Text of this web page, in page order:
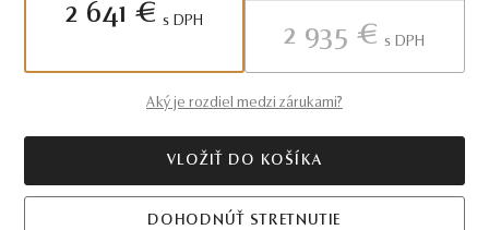
2 641 € S DPH
2 935 € S DPH
Aký je rozdiel medzi zárukami?
VLOŽIŤ DO KOŠÍKA
DOHODNÚŤ STRETNUTIE